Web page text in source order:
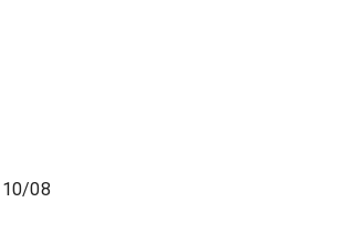
10/08